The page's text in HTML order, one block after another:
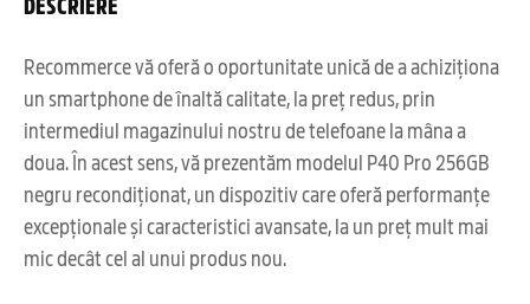
Recommerce vă oferă o oportunitate unică de a achiziționa
un smartphone de înaltă calitate, la preț redus, prin
intermediul magazinului nostru de telefoane la mâna a
doua. În acest sens, vă prezentăm modelul P40 Pro 256GB
negru recondiționat, un dispozitiv care oferă performanțe
excepționale și caracteristici avansate, la un preț mult mai
mic decât cel al unui produs nou.